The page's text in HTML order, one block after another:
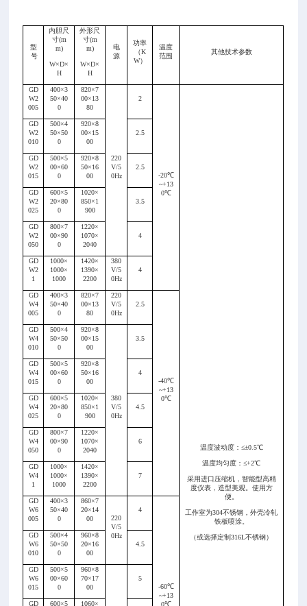
型
号
内胆尺
寸(m
m)
W×D×
H
外形尺
寸(m
m)
W×D×
H
电
源
功率
（K
W）
温度
范围
其他技术参数
GD
W2
005
400×3
50×40
0
820×7
00×13
80
220
V/5
0Hz
2
-20℃
~+13
0℃
温度波动度：≤±0.5℃
温度均匀度：≤+2℃
采用进口压缩机，智能型高精
度仪表，造型美观。使用方
便。
工作室为304不锈钢，外壳冷轧
铁板喷涂。
（或选择定制316L不锈钢）
GD
W2
010
500×4
50×50
0
920×8
00×15
00
2.5
GD
W2
015
500×5
00×60
0
920×8
50×16
00
2.5
GD
W2
025
600×5
20×80
0
1020×
850×1
900
3.5
GD
W2
050
800×7
00×90
0
1220×
1070×
2040
4
GD
W2
1
1000×
1000×
1000
1420×
1390×
2200
380
V/5
0Hz
4
GD
W4
005
400×3
50×40
0
820×7
00×13
80
220
V/5
0Hz
2.5
-40℃
~+13
0℃
GD
W4
010
500×4
50×50
0
920×8
00×15
00
380
V/5
0Hz
3.5
GD
W4
015
500×5
00×60
0
920×8
50×16
00
4
GD
W4
025
600×5
20×80
0
1020×
850×1
900
4.5
GD
W4
050
800×7
00×90
0
1220×
1070×
2040
6
GD
W4
1
1000×
1000×
1000
1420×
1390×
2200
7
GD
W6
005
400×3
50×40
0
860×7
20×14
00
220
V/5
0Hz
4
-60℃
~+13
0℃
GD
W6
010
500×4
50×50
0
960×8
20×16
00
4.5
GD
W6
015
500×5
00×60
0
960×8
70×17
00
5
GD
600×5
1060×